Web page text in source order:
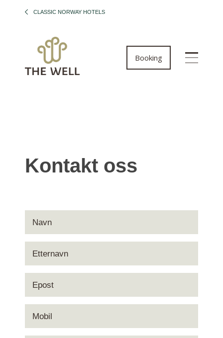
CLASSIC NORWAY HOTELS
Booking
Kontakt oss